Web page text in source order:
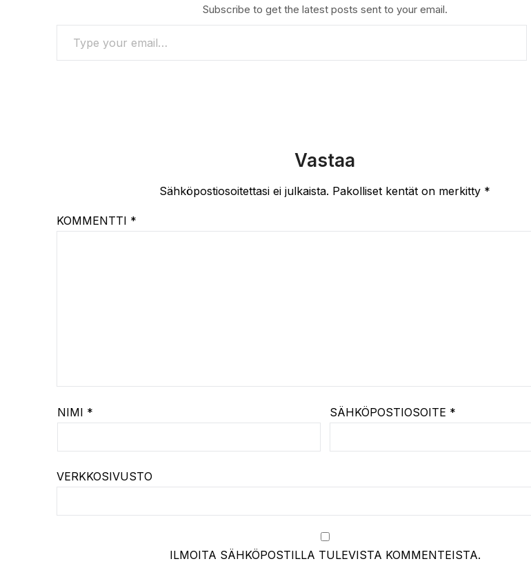
Subscribe to get the latest posts sent to your email.
TYPE YOUR EMAIL…
Vastaa
Sähköpostiosoitettasi ei julkaista. Pakolliset kentät on merkitty *
KOMMENTTI *
NIMI * SÄHKÖPOSTIOSOITE *
VERKKOSIVUSTO
ILMOITA SÄHKÖPOSTILLA TULEVISTA KOMMENTEISTA.